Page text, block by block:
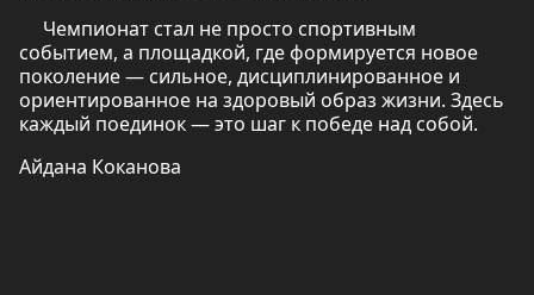
Чемпионат стал не просто спортивным
событием, а площадкой, где формируется новое
поколение — сильное, дисциплинированное и
ориентированное на здоровый образ жизни. Здесь
каждый поединок — это шаг к победе над собой.
Айдана Коканова